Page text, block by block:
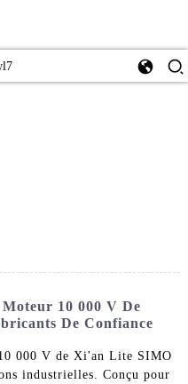
10 000 V De
De Confiance
000 V de Xi'an Lite SIMO
industrielles. Conçu pour